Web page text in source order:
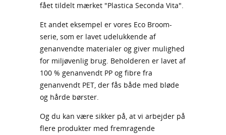
fået tildelt mærket "Plastica Seconda Vita".
Et andet eksempel er vores Eco Broom-
serie, som er lavet udelukkende af
genanvendte materialer og giver mulighed
for miljøvenlig brug. Beholderen er lavet af
100 % genanvendt PP og fibre fra
genanvendt PET, der fås både med bløde
og hårde børster.
Og du kan være sikker på, at vi arbejder på
flere produkter med fremragende